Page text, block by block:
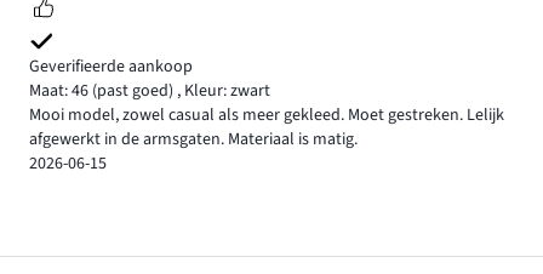
Geverifieerde aankoop
Maat: 46 (past goed) , Kleur: zwart
Mooi model, zowel casual als meer gekleed. Moet gestreken. Lelijk
afgewerkt in de armsgaten. Materiaal is matig.
2026-06-15